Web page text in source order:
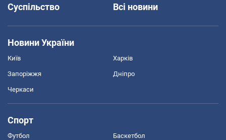
Суспільство
Всі новини
Новини України
Київ Харків
Запоріжжя Дніпро
Черкаси
Спорт
Футбол Баскетбол